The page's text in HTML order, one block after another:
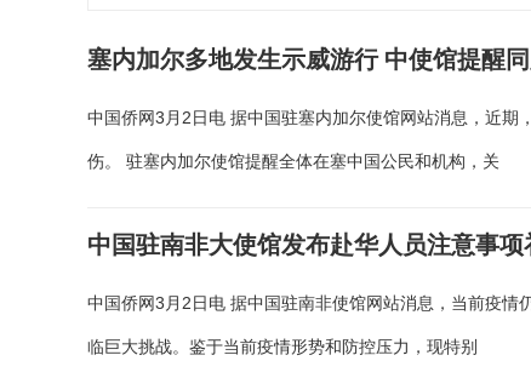
塞内加尔多地发生示威游行 中使馆提醒
中国侨网3月2日电 据中国驻塞内加尔使馆网站消息，近
伤。 驻塞内加尔使馆提醒全体在塞中国公民和机构，关
中国驻南非大使馆发布赴华人员注意事项
中国侨网3月2日电 据中国驻南非使馆网站消息，当前疫
临巨大挑战。鉴于当前疫情形势和防控压力，现特别